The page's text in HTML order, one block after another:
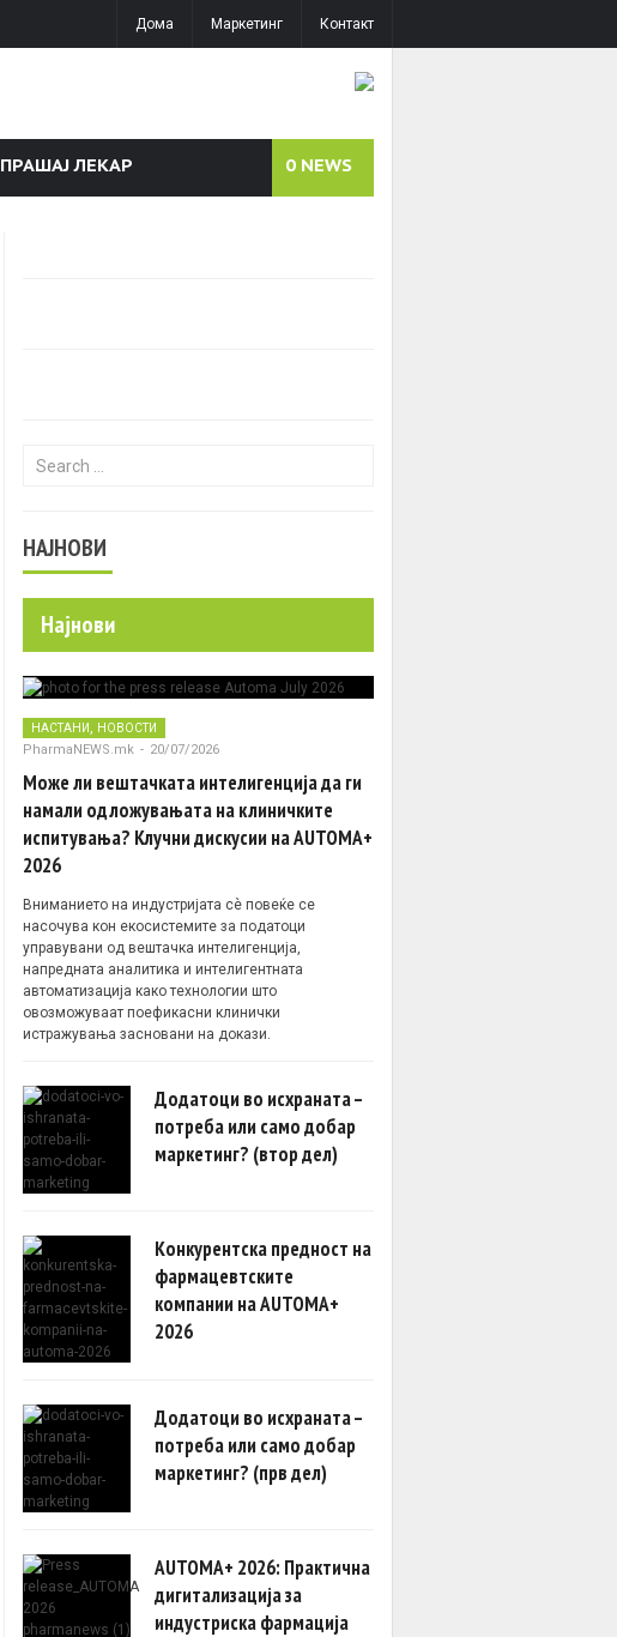
Дома Маркетинг Контакт
ПРАШАЈ ЛЕКАР 0 NEWS
Search for:
НАЈНОВИ
Најнови
НАСТАНИ , НОВОСТИ
PharmaNEWS.mk - 20/07/2026
Може ли вештачката интелигенција да ги
намали одложувањата на клиничките
испитувања? Клучни дискусии на AUTOMA+
2026
Вниманието на индустријата сè повеќе се
насочува кон екосистемите за податоци
управувани од вештачка интелигенција,
напредната аналитика и интелигентната
автоматизација како технологии што
овозможуваат поефикасни клинички
истражувања засновани на докази.
Додатоци во исхраната –
потреба или само добар
маркетинг? (втор дел)
Конкурентска предност на
фармацевтските
компании на AUTOMA+
2026
Додатоци во исхраната –
потреба или само добар
маркетинг? (прв дел)
AUTOMA+ 2026: Практична
дигитализација за
индустриска фармација